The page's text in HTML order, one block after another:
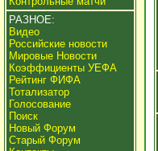
РАЗНОЕ:
Видео
Российские новости
Мировые Новости
Коэффициенты УЕФА
Рейтинг ФИФА
Тотализатор
Голосование
Поиск
Новый Форум
Старый Форум